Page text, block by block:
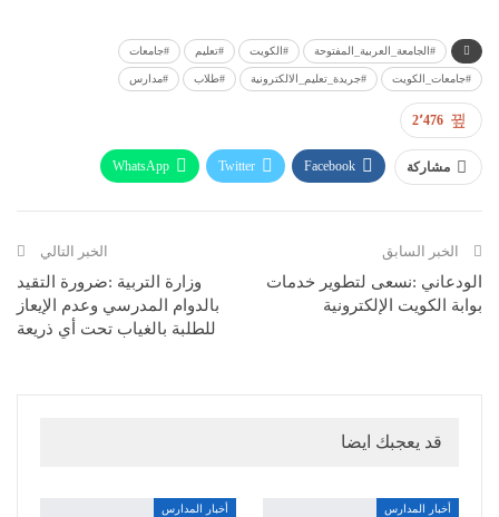
#الجامعة_العربية_المفتوحة #الكويت #تعليم #جامعات
#جامعات_الكويت #جريدة_تعليم_الالكترونية #طلاب #مدارس
2٬476
مشاركة Facebook
Twitter
WhatsApp
الخبر السابق
الودعاني :نسعى لتطوير خدمات
بوابة الكويت الإلكترونية
الخبر التالي
وزارة التربية :ضرورة التقيد
بالدوام المدرسي وعدم الإيعاز
للطلبة بالغياب تحت أي ذريعة
قد يعجبك ايضا
أخبار المدارس أخبار المدارس